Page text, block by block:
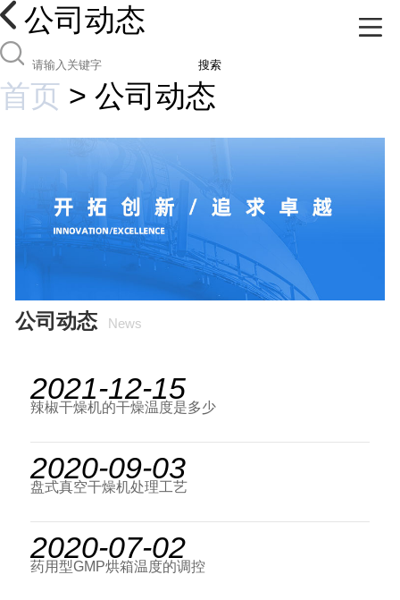
公司动态
搜索
首页 > 公司动态
公司动态 News
2021-12-15
辣椒干燥机的干燥温度是多少
2020-09-03
盘式真空干燥机处理工艺
2020-07-02
药用型GMP烘箱温度的调控